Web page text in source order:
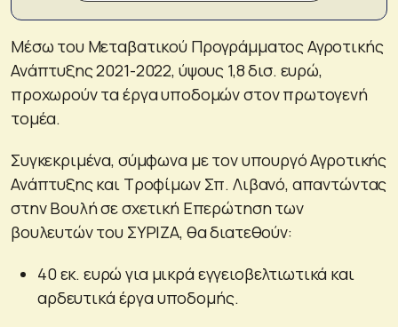
Μέσω του Μεταβατικού Προγράμματος Αγροτικής
Ανάπτυξης 2021-2022, ύψους 1,8 δισ. ευρώ,
προχωρούν τα έργα υποδομών στον πρωτογενή
τομέα.
Συγκεκριμένα, σύμφωνα με τον υπουργό Αγροτικής
Ανάπτυξης και Τροφίμων Σπ. Λιβανό, απαντώντας
στην Βουλή σε σχετική Επερώτηση των
βουλευτών του ΣΥΡΙΖΑ, θα διατεθούν:
40 εκ. ευρώ για μικρά εγγειοβελτιωτικά και
αρδευτικά έργα υποδομής.